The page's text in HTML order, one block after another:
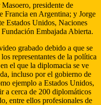
presidente de
en Argentina; y Jorge
Estados Unidos, Naciones
Embajada Abierta.
grabado debido a que se
representantes de la política
el que la diplomacia se ve
incluso por el gobierno de
ejemplo a Estados Unidos,
a cerca de 200 diplomáticos
entre ellos profesionales de